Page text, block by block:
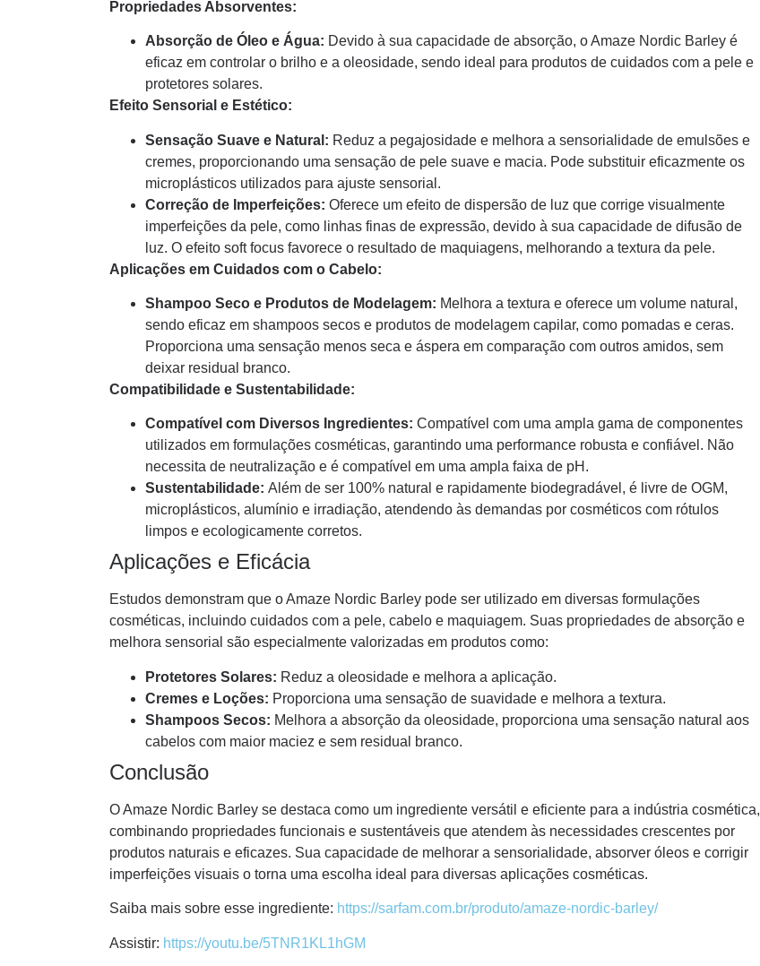
Propriedades Absorventes:
Absorção de Óleo e Água: Devido à sua capacidade de absorção, o Amaze Nordic Barley é
eficaz em controlar o brilho e a oleosidade, sendo ideal para produtos de cuidados com a pele e
protetores solares.
Efeito Sensorial e Estético:
Sensação Suave e Natural: Reduz a pegajosidade e melhora a sensorialidade de emulsões e
cremes, proporcionando uma sensação de pele suave e macia. Pode substituir eficazmente os
microplásticos utilizados para ajuste sensorial.
Correção de Imperfeições: Oferece um efeito de dispersão de luz que corrige visualmente
imperfeições da pele, como linhas finas de expressão, devido à sua capacidade de difusão de
luz. O efeito soft focus favorece o resultado de maquiagens, melhorando a textura da pele.
Aplicações em Cuidados com o Cabelo:
Shampoo Seco e Produtos de Modelagem: Melhora a textura e oferece um volume natural,
sendo eficaz em shampoos secos e produtos de modelagem capilar, como pomadas e ceras.
Proporciona uma sensação menos seca e áspera em comparação com outros amidos, sem
deixar residual branco.
Compatibilidade e Sustentabilidade:
Compatível com Diversos Ingredientes: Compatível com uma ampla gama de componentes
utilizados em formulações cosméticas, garantindo uma performance robusta e confiável. Não
necessita de neutralização e é compatível em uma ampla faixa de pH.
Sustentabilidade: Além de ser 100% natural e rapidamente biodegradável, é livre de OGM,
microplásticos, alumínio e irradiação, atendendo às demandas por cosméticos com rótulos
limpos e ecologicamente corretos.
Aplicações e Eficácia
Estudos demonstram que o Amaze Nordic Barley pode ser utilizado em diversas formulações
cosméticas, incluindo cuidados com a pele, cabelo e maquiagem. Suas propriedades de absorção e
melhora sensorial são especialmente valorizadas em produtos como:
Protetores Solares: Reduz a oleosidade e melhora a aplicação.
Cremes e Loções: Proporciona uma sensação de suavidade e melhora a textura.
Shampoos Secos: Melhora a absorção da oleosidade, proporciona uma sensação natural aos
cabelos com maior maciez e sem residual branco.
Conclusão
O Amaze Nordic Barley se destaca como um ingrediente versátil e eficiente para a indústria cosmética,
combinando propriedades funcionais e sustentáveis que atendem às necessidades crescentes por
produtos naturais e eficazes. Sua capacidade de melhorar a sensorialidade, absorver óleos e corrigir
imperfeições visuais o torna uma escolha ideal para diversas aplicações cosméticas.
Saiba mais sobre esse ingrediente: https://sarfam.com.br/produto/amaze-nordic-barley/
Assistir: https://youtu.be/5TNR1KL1hGM